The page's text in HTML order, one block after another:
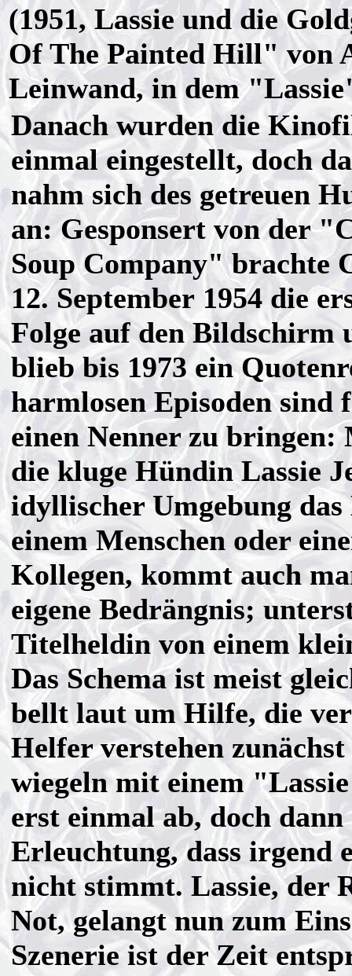
(1951, Lassie und die
Of The Painted Hill" von
Leinwand, in dem
Danach wurden die
einmal eingestellt, doch
nahm sich des getreuen
an: Gesponsert von der
Soup Company" brachte
12. September 1954 die
Folge auf den Bildschirm
blieb bis 1973 ein
harmlosen Episoden sind
einen Nenner zu bringen:
die kluge Hündin Lassie
idyllischer Umgebung das
einem Menschen oder
Kollegen, kommt auch
eigene Bedrängnis;
Titelheldin von einem
Das Schema ist meist
bellt laut um Hilfe, die
Helfer verstehen
wiegeln mit einem
erst einmal ab, doch
Erleuchtung, dass irgend
nicht stimmt. Lassie, der
Not, gelangt nun zum
Szenerie ist der Zeit